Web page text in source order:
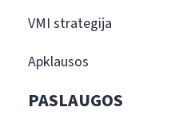
VMI strategija
Apklausos
PASLAUGOS